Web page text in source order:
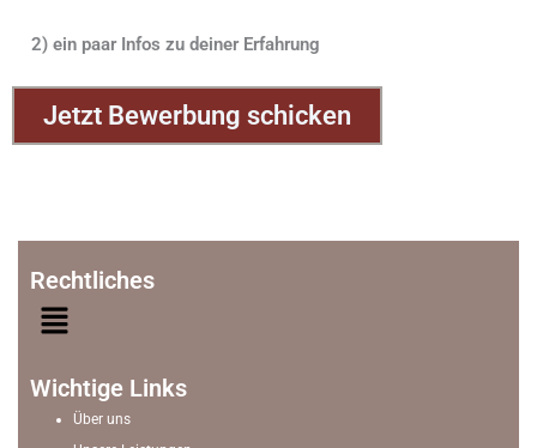
2) ein paar Infos zu deiner Erfahrung
Jetzt Bewerbung schicken
Rechtliches
Menü
Wichtige Links
Über uns